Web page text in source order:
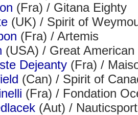
(Fra) / Gitana Eighty
(UK) / Spirit of
(Fra) / Artemis
(USA) / Great American
Dejeanty (Fra) /
(Can) / Spirit of
(Fra) / Fondation
(Aut) /